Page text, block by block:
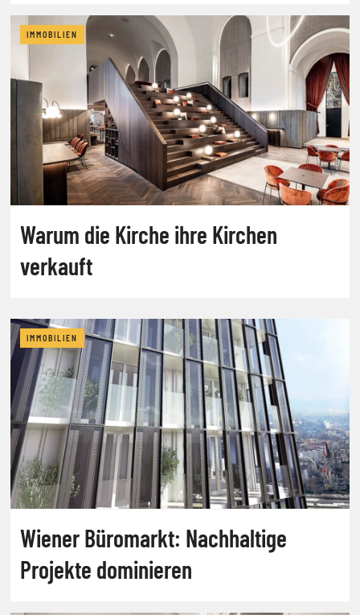
IMMOBILIEN
Warum die Kirche ihre Kirchen
verkauft
IMMOBILIEN
Wiener Büromarkt: Nachhaltige
Projekte dominieren